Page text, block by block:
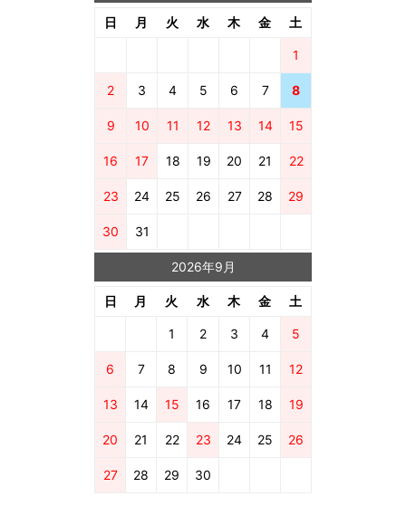
日 月 火 水 木 金 土
1
2 3 4 5 6 7 8
9 10 11 12 13 14 15
16 17 18 19 20 21 22
23 24 25 26 27 28 29
30 31
2026年9月
日 月 火 水 木 金 土
1 2 3 4 5
6 7 8 9 10 11 12
13 14 15 16 17 18 19
20 21 22 23 24 25 26
27 28 29 30